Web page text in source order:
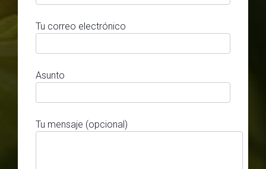
Tu correo electrónico
Asunto
Tu mensaje (opcional)